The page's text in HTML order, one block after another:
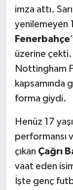
imza attı.
yenilemeyen
Fenerbahçe
üzerine çekti.
Nottingham
kapsamında
forma giydi.
Henüz 17
performansı
çıkan Çağrı
vaat eden
İşte genç
Spor
Turizm